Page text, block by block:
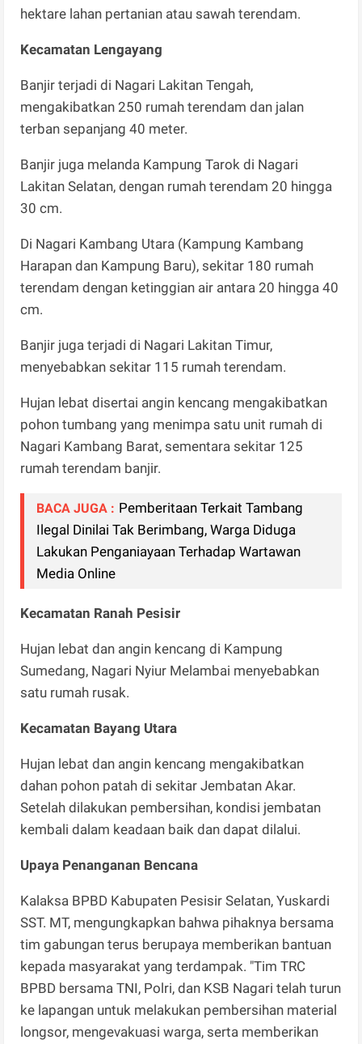
hektare lahan pertanian atau sawah terendam.
Kecamatan Lengayang
Banjir terjadi di Nagari Lakitan Tengah,
mengakibatkan 250 rumah terendam dan jalan
terban sepanjang 40 meter.
Banjir juga melanda Kampung Tarok di Nagari
Lakitan Selatan, dengan rumah terendam 20 hingga
30 cm.
Di Nagari Kambang Utara (Kampung Kambang
Harapan dan Kampung Baru), sekitar 180 rumah
terendam dengan ketinggian air antara 20 hingga 40
cm.
Banjir juga terjadi di Nagari Lakitan Timur,
menyebabkan sekitar 115 rumah terendam.
Hujan lebat disertai angin kencang mengakibatkan
pohon tumbang yang menimpa satu unit rumah di
Nagari Kambang Barat, sementara sekitar 125
rumah terendam banjir.
BACA JUGA : Pemberitaan Terkait Tambang
Ilegal Dinilai Tak Berimbang, Warga Diduga
Lakukan Penganiayaan Terhadap Wartawan
Media Online
Kecamatan Ranah Pesisir
Hujan lebat dan angin kencang di Kampung
Sumedang, Nagari Nyiur Melambai menyebabkan
satu rumah rusak.
Kecamatan Bayang Utara
Hujan lebat dan angin kencang mengakibatkan
dahan pohon patah di sekitar Jembatan Akar.
Setelah dilakukan pembersihan, kondisi jembatan
kembali dalam keadaan baik dan dapat dilalui.
Upaya Penanganan Bencana
Kalaksa BPBD Kabupaten Pesisir Selatan, Yuskardi
SST. MT, mengungkapkan bahwa pihaknya bersama
tim gabungan terus berupaya memberikan bantuan
kepada masyarakat yang terdampak. "Tim TRC
BPBD bersama TNI, Polri, dan KSB Nagari telah turun
ke lapangan untuk melakukan pembersihan material
longsor, mengevakuasi warga, serta memberikan